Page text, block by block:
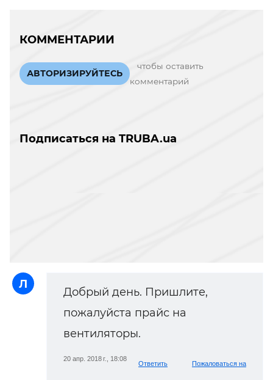
КОММЕНТАРИИ
АВТОРИЗИРУЙТЕСЬ
чтобы оставить
комментарий
Подписаться на TRUBA.ua
Л
Добрый день. Пришлите,
пожалуйста прайс на
вентиляторы.
20 апр. 2018 г., 18:08
Ответить Пожаловаться на